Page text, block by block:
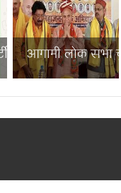
से बिहा...
आगामी लोक सभा